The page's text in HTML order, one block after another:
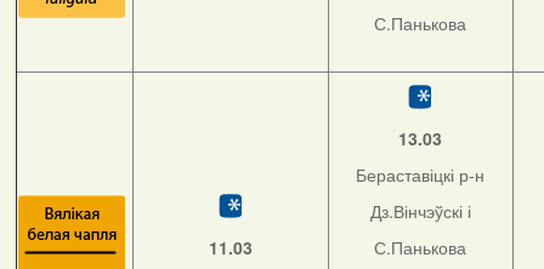
С.Панькова
11.03
13.03
Бераставіцкі р-н
Дз.Вінчэўскі і
С.Панькова